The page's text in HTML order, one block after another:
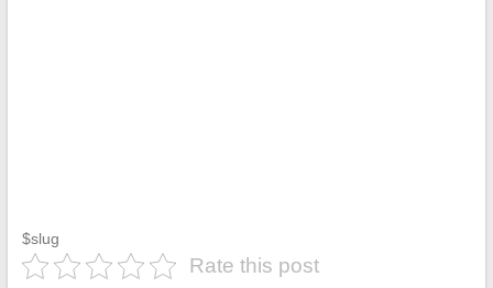
$slug
Rate this post